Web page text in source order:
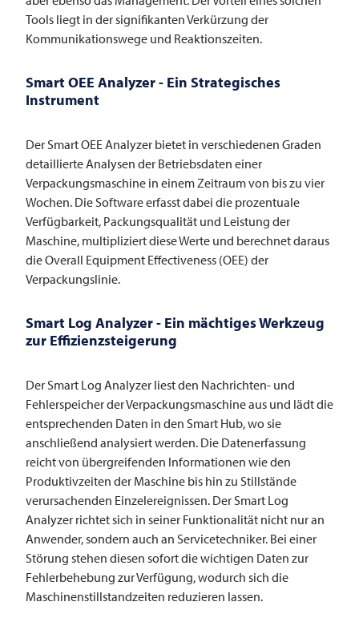
Tools liegt in der signifikanten Verkürzung der
Kommunikationswege und Reaktionszeiten.
Smart OEE Analyzer - Ein Strategisches
Instrument
Der Smart OEE Analyzer bietet in verschiedenen Graden
detaillierte Analysen der Betriebsdaten einer
Verpackungsmaschine in einem Zeitraum von bis zu vier
Wochen. Die Software erfasst dabei die prozentuale
Verfügbarkeit, Packungsqualität und Leistung der
Maschine, multipliziert diese Werte und berechnet daraus
die Overall Equipment Effectiveness (OEE) der
Verpackungslinie.
Smart Log Analyzer - Ein mächtiges Werkzeug
zur Effizienzsteigerung
Der Smart Log Analyzer liest den Nachrichten- und
Fehlerspeicher der Verpackungsmaschine aus und lädt die
entsprechenden Daten in den Smart Hub, wo sie
anschließend analysiert werden. Die Datenerfassung
reicht von übergreifenden Informationen wie den
Produktivzeiten der Maschine bis hin zu Stillstände
verursachenden Einzelereignissen. Der Smart Log
Analyzer richtet sich in seiner Funktionalität nicht nur an
Anwender, sondern auch an Servicetechniker. Bei einer
Störung stehen diesen sofort die wichtigen Daten zur
Fehlerbehebung zur Verfügung, wodurch sich die
Maschinenstillstandzeiten reduzieren lassen.